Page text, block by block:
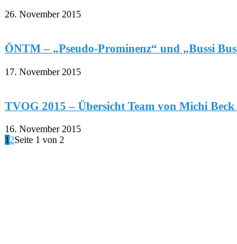
26. November 2015
ÖNTM – „Pseudo-Prominenz“ und „Bussi
17. November 2015
TVOG 2015 – Übersicht Team von Michi
16. November 2015
1 2Seite 1 von 2